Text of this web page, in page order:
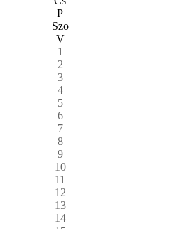
P
Szo
V
1
2
3
4
5
6
7
8
9
10
11
12
13
14